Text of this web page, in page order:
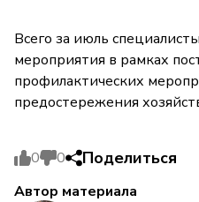
Всего за июль
мероприятия в рамках
профилактических
предостережения
0 0 Поделиться
Автор материала